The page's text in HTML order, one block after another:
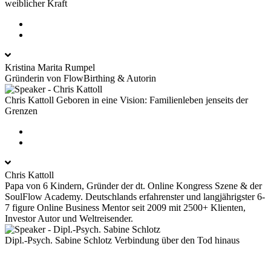
weiblicher Kraft
Kristina Marita Rumpel
Gründerin von FlowBirthing & Autorin
Chris Kattoll Geboren in eine Vision: Familienleben jenseits der
Grenzen
Chris Kattoll
Papa von 6 Kindern, Gründer der dt. Online Kongress Szene & der
SoulFlow Academy. Deutschlands erfahrenster und langjährigster 6-
7 figure Online Business Mentor seit 2009 mit 2500+ Klienten,
Investor Autor und Weltreisender.
Dipl.-Psych. Sabine Schlotz Verbindung über den Tod hinaus